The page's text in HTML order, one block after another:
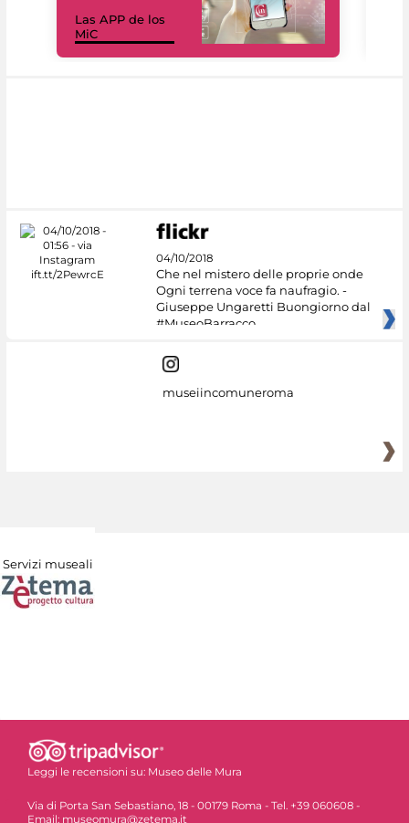
Las APP de los
MiC
04/10/2018
Che nel mistero delle proprie onde
Ogni terrena voce fa naufragio. -
Giuseppe Ungaretti Buongiorno dal
#MuseoBarracco
museiincomuneroma
Servizi museali
Leggi le recensioni su: Museo delle Mura
Via di Porta San Sebastiano, 18 - 00179 Roma - Tel. +39 060608 -
Email: museomura@zetema.it